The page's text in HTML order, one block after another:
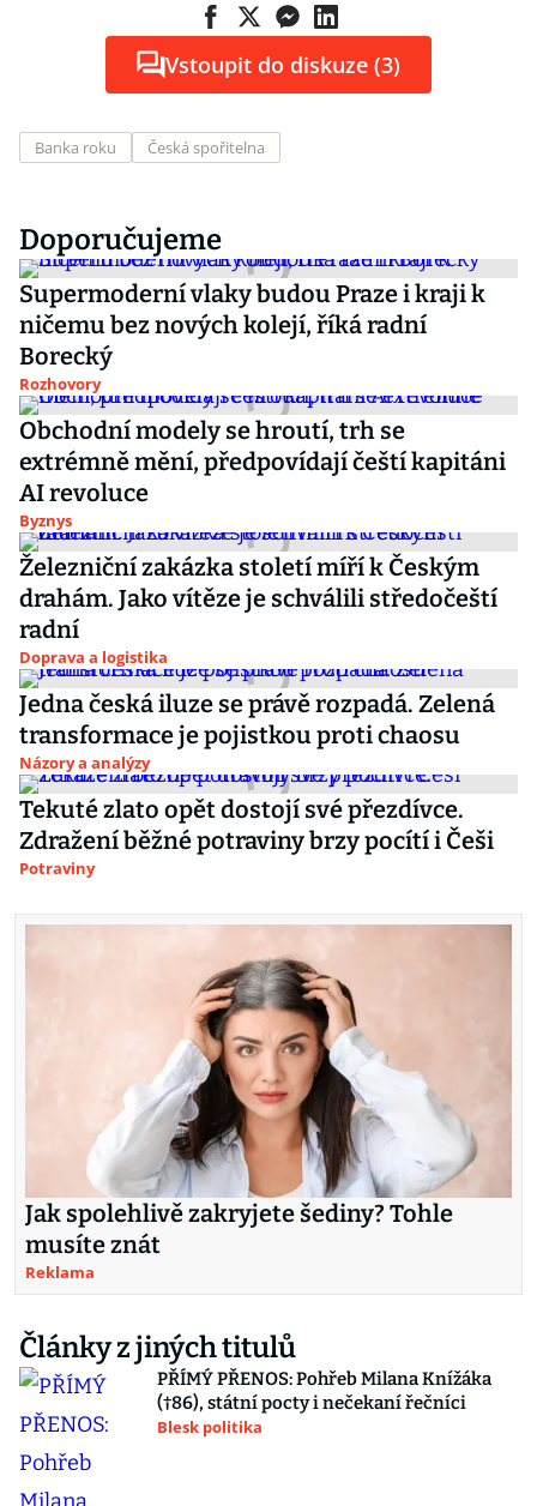
Vstoupit do diskuze (3)
Banka roku Česká spořitelna
Doporučujeme
Supermoderní vlaky budou Praze i kraji k
ničemu bez nových kolejí, říká radní
Borecký
Rozhovory
Obchodní modely se hroutí, trh se
extrémně mění, předpovídají čeští kapitáni
AI revoluce
Byznys
Železniční zakázka století míří k Českým
drahám. Jako vítěze je schválili středočeští
radní
Doprava a logistika
Jedna česká iluze se právě rozpadá. Zelená
transformace je pojistkou proti chaosu
Názory a analýzy
Tekuté zlato opět dostojí své přezdívce.
Zdražení běžné potraviny brzy pocítí i Češi
Potraviny
Jak spolehlivě zakryjete šediny? Tohle
musíte znát
Reklama
Články z jiných titulů
PŘÍMÝ PŘENOS: Pohřeb Milana Knížáka
(†86), státní pocty i nečekaní řečníci
Blesk politika